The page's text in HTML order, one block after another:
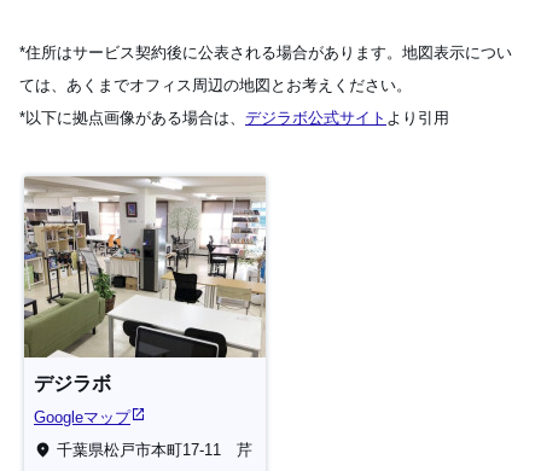
−
*住所はサービス契約後に公表される場合があります。地図表示につい
ては、あくまでオフィス周辺の地図とお考えください。
*以下に拠点画像がある場合は、 デジラボ公式サイト より引用
デジラボ
Googleマップ
千葉県松戸市本町17-11 芹